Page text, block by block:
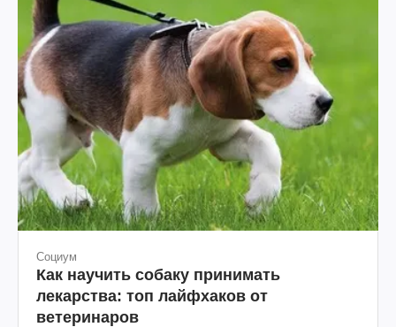
Социум
Как научить собаку принимать
лекарства: топ лайфхаков от
ветеринаров